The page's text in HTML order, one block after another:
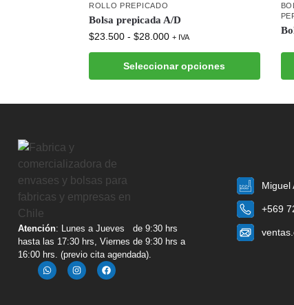
ROLLO PREPICADO
Bolsa prepicada A/D
$23.500 - $28.000 + IVA
Seleccionar opciones
Atención: Lunes a Jueves de 9:30 hrs
hasta las 17:30 hrs, Viernes de 9:30 hrs a
16:00 hrs. (previo cita agendada).
Miguel
+569